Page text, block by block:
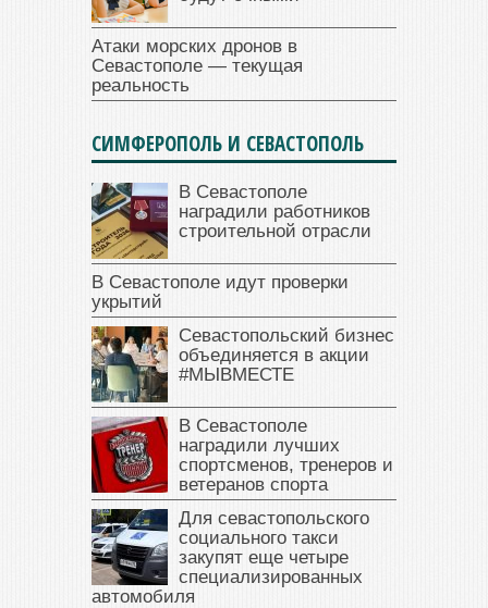
Атаки морских дронов в
Севастополе — текущая
реальность
СИМФЕРОПОЛЬ И СЕВАСТОПОЛЬ
В Севастополе
наградили работников
строительной отрасли
В Севастополе идут проверки
укрытий
Севастопольский бизнес
объединяется в акции
#МЫВМЕСТЕ
В Севастополе
наградили лучших
спортсменов, тренеров и
ветеранов спорта
Для севастопольского
социального такси
закупят еще четыре
специализированных
автомобиля